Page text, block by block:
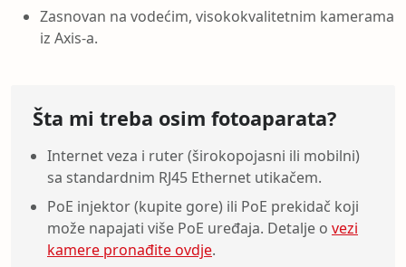
Zasnovan na vodećim, visokokvalitetnim kamerama
iz Axis-a.
Šta mi treba osim fotoaparata?
Internet veza i ruter (širokopojasni ili mobilni)
sa standardnim RJ45 Ethernet utikačem.
PoE injektor (kupite gore) ili PoE prekidač koji
može napajati više PoE uređaja. Detalje o vezi
kamere pronađite ovdje.